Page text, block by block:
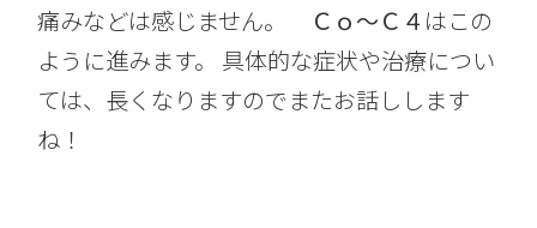
痛みなどは感じません。
Ｃｏ～Ｃ４はこの
ように進みます。 具体的な症状や治療につい
ては、長くなりますのでまたお話しします
ね！